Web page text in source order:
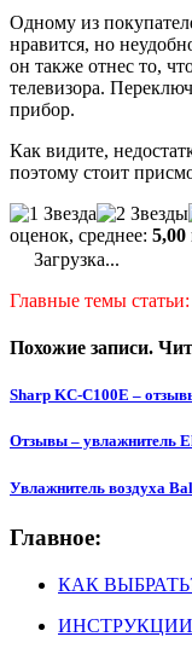
Одному из
нравится, но
он также отнес то,
телевизора.
прибор.
Как видите,
поэтому стоит
оценок, среднее: 5,00
Загрузка...
Главные темы статьи:
Похожие записи.
Sharp KC-C100E –
Отзывы – увлажнитель
Увлажнитель воздуха
Главное:
КАК
ИНСТРУКЦИИ